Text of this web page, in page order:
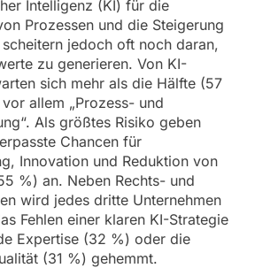
Intelligenz (KI) für die
Prozessen und die Steigerung
jedoch oft noch daran,
zu generieren. Von KI-
sich mehr als die Hälfte (57
allem „Prozess- und
Als größtes Risiko geben
Chancen für
Innovation und Reduktion von
%) an. Neben Rechts- und
wird jedes dritte Unternehmen
Fehlen einer klaren KI-Strategie
Expertise (32 %) oder die
(31 %) gehemmt.